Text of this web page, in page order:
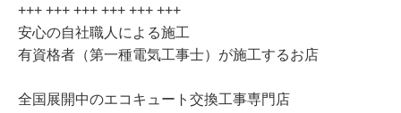
+++ +++ +++ +++ +++ +++
安心の自社職人による施工
有資格者（第一種電気工事士）が施工するお店
全国展開中のエコキュート交換工事専門店